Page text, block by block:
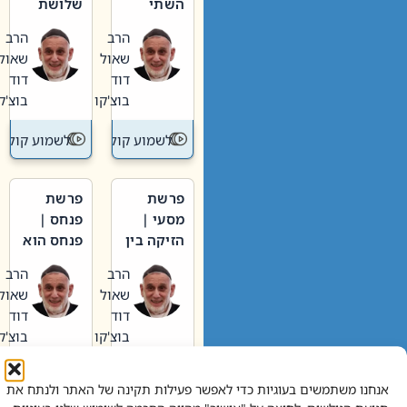
אנחנו משתמשים בעוגיות כדי לאפשר פעילות תקינה של האתר ולנתח את
וערב של
חיינו
הרב
שאול
דוד
בוצ'קו
לשמוע קול תורה – מדרש
האבות
הרב
שאול
דוד
בוצ'קו
לשמוע קול
פרשת
מסעי |
הזיקה בין
הגדול לעם הרב
שאול
דוד
בוצ'קו
לשמוע קול תורה – מדרש
פרשת
פנחס |
פנחס הוא
אליהו: בין
קנאות
הורסת
לקנאות
בונה
הרב
שאול
דוד
בוצ'קו
לשמוע קול